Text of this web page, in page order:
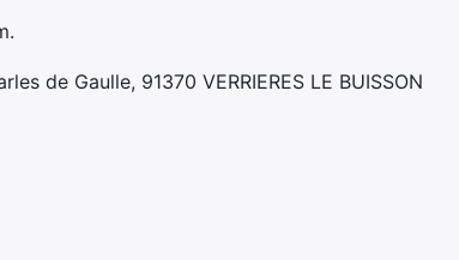
de Gaulle, 91370 VERRIERES LE BUISSON